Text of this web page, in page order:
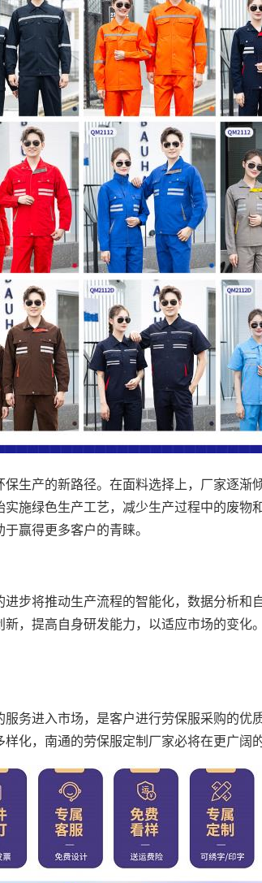
生产的新路径。在面料选择上，厂家逐
施绿色生产工艺，减少生产过程中的废
赢得更多客户的青睐。
步将推动生产流程的智能化，数据分析
，提高自身研发能力，以适应市场的变化
务进入市场，是客户进行劳保服采购的
化，南通的劳保服定制厂家必将在更广阔